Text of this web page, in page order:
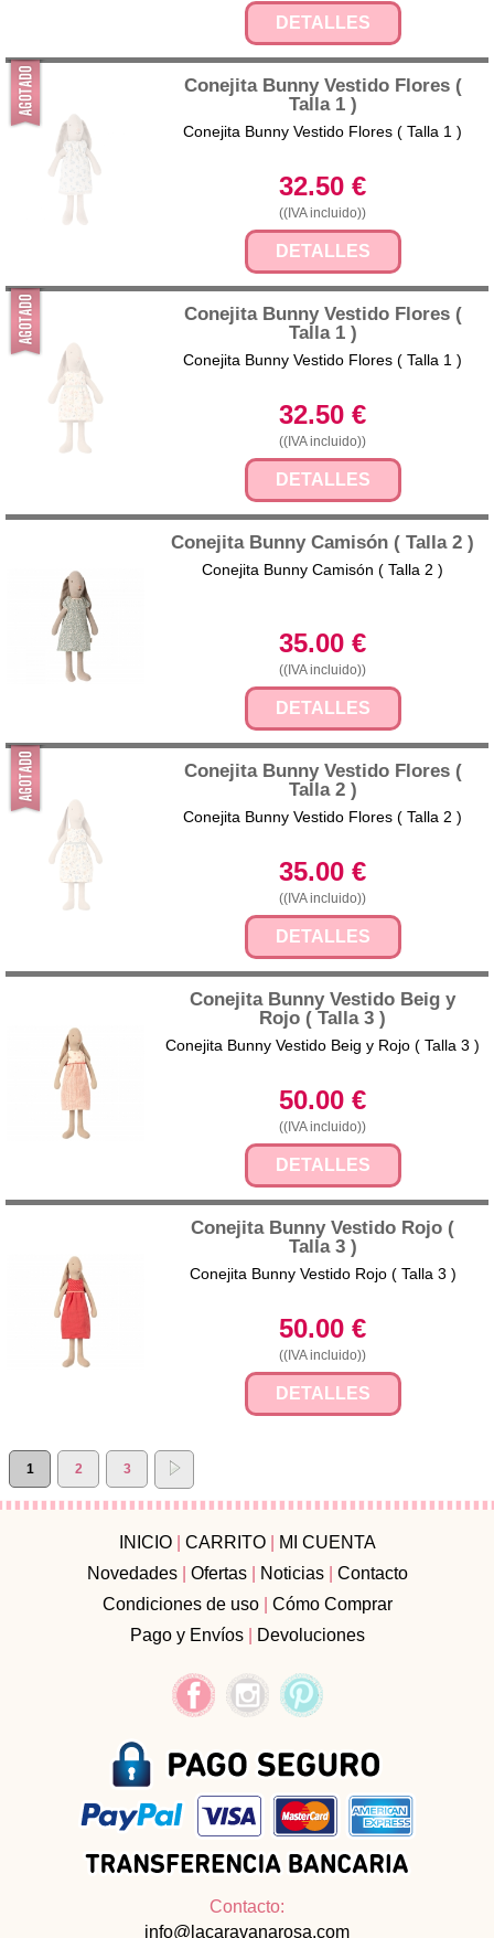
DETALLES
Conejita Bunny Vestido Flores (
Talla 1 )
Conejita Bunny Vestido Flores ( Talla 1 )
32.50 €
((IVA incluido))
DETALLES
Conejita Bunny Vestido Flores (
Talla 1 )
Conejita Bunny Vestido Flores ( Talla 1 )
32.50 €
((IVA incluido))
DETALLES
Conejita Bunny Camisón ( Talla 2 )
Conejita Bunny Camisón ( Talla 2 )
35.00 €
((IVA incluido))
DETALLES
Conejita Bunny Vestido Flores (
Talla 2 )
Conejita Bunny Vestido Flores ( Talla 2 )
35.00 €
((IVA incluido))
DETALLES
Conejita Bunny Vestido Beig y
Rojo ( Talla 3 )
Conejita Bunny Vestido Beig y Rojo ( Talla 3 )
50.00 €
((IVA incluido))
DETALLES
Conejita Bunny Vestido Rojo (
Talla 3 )
Conejita Bunny Vestido Rojo ( Talla 3 )
50.00 €
((IVA incluido))
DETALLES
1 2 3
INICIO| CARRITO|
MI CUENTA
Novedades| Ofertas| Noticias| Contacto
Condiciones de uso| Cómo Comprar
Pago y Envíos| Devoluciones
Contacto:
info@lacaravanarosa.com